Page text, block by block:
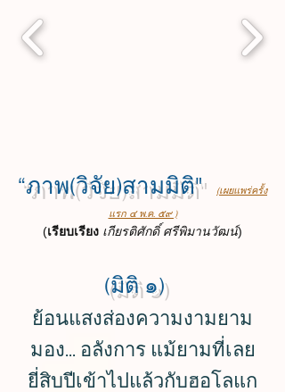
“ภาพ(วิจัย)สามมิติ"
(เผยแพร่ครั้ง
แรก ๔ พ.ค. ๕๙ )
(เรียบเรียง เกียรติศักดิ์ ศรีพิมานวัฒน์)
(มิติ ๑)
ย้อนแสงส่องความงามยาม
มอง... อลังการ แม้ยามที่เลย
ยี่สิบปีเข้าไปแล้วกับฮอโลแก